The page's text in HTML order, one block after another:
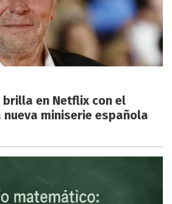
brilla en Netflix con el
nueva miniserie española